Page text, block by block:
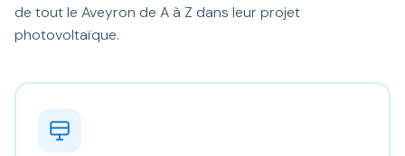
de tout le Aveyron de A à Z dans leur projet
photovoltaïque.